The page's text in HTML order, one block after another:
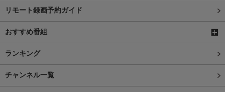
リモート録画予約ガイド
おすすめ番組
ランキング
チャンネル一覧